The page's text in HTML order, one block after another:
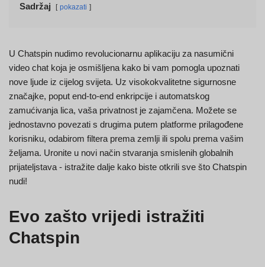
Sadržaj pokazati
U Chatspin nudimo revolucionarnu aplikaciju za nasumični
video chat koja je osmišljena kako bi vam pomogla upoznati
nove ljude iz cijelog svijeta. Uz visokokvalitetne sigurnosne
značajke, poput end-to-end enkripcije i automatskog
zamućivanja lica, vaša privatnost je zajamčena. Možete se
jednostavno povezati s drugima putem platforme prilagođene
korisniku, odabirom filtera prema zemlji ili spolu prema vašim
željama. Uronite u novi način stvaranja smislenih globalnih
prijateljstava - istražite dalje kako biste otkrili sve što Chatspin
nudi!
Evo zašto vrijedi istražiti
Chatspin